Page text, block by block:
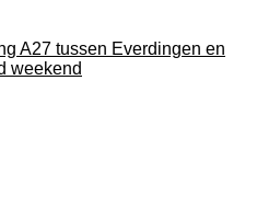
A27 tussen Everdingen en
weekend